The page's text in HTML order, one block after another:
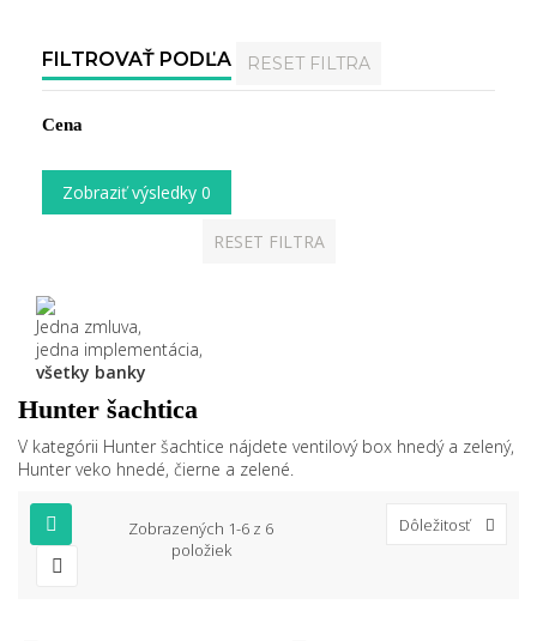
FILTROVAŤ PODĽA RESET FILTRA
Cena
Zobraziť výsledky 0
RESET FILTRA
Jedna zmluva,
jedna implementácia,
všetky banky
Hunter šachtica
V kategórii Hunter šachtice nájdete ventilový box hnedý a zelený,
Hunter veko hnedé, čierne a zelené.
Zobrazených 1-6 z 6
položiek
Dôležitosť